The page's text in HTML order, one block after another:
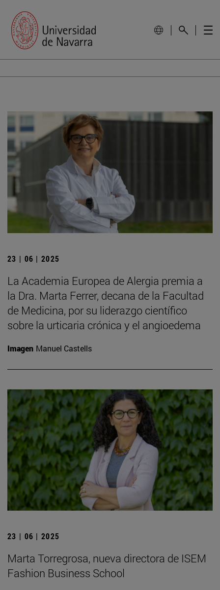
23 | 06 | 2025
La Academia Europea de Alergia premia a
la Dra. Marta Ferrer, decana de la Facultad
de Medicina, por su liderazgo científico
sobre la urticaria crónica y el angioedema
Imagen Manuel Castells
23 | 06 | 2025
Marta Torregrosa, nueva directora de ISEM
Fashion Business School